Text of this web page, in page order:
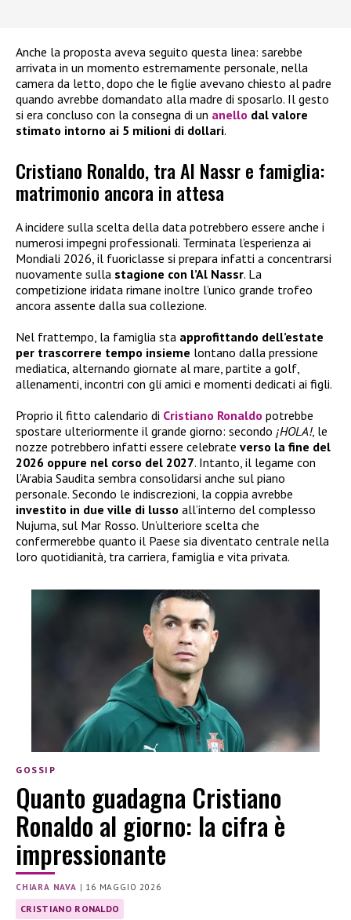
Anche la proposta aveva seguito questa linea: sarebbe
arrivata in un momento estremamente personale, nella
camera da letto, dopo che le figlie avevano chiesto al padre
quando avrebbe domandato alla madre di sposarlo. Il gesto
si era concluso con la consegna di un anello dal valore
stimato intorno ai 5 milioni di dollari.
Cristiano Ronaldo, tra Al Nassr e famiglia:
matrimonio ancora in attesa
A incidere sulla scelta della data potrebbero essere anche i
numerosi impegni professionali. Terminata l’esperienza ai
Mondiali 2026, il fuoriclasse si prepara infatti a concentrarsi
nuovamente sulla stagione con l’Al Nassr. La
competizione iridata rimane inoltre l’unico grande trofeo
ancora assente dalla sua collezione.
Nel frattempo, la famiglia sta approfittando dell’estate
per trascorrere tempo insieme lontano dalla pressione
mediatica, alternando giornate al mare, partite a golf,
allenamenti, incontri con gli amici e momenti dedicati ai figli.
Proprio il fitto calendario di Cristiano Ronaldo potrebbe
spostare ulteriormente il grande giorno: secondo ¡HOLA!, le
nozze potrebbero infatti essere celebrate verso la fine del
2026 oppure nel corso del 2027. Intanto, il legame con
l’Arabia Saudita sembra consolidarsi anche sul piano
personale. Secondo le indiscrezioni, la coppia avrebbe
investito in due ville di lusso all’interno del complesso
Nujuma, sul Mar Rosso. Un’ulteriore scelta che
confermerebbe quanto il Paese sia diventato centrale nella
loro quotidianità, tra carriera, famiglia e vita privata.
GOSSIP
Quanto guadagna Cristiano
Ronaldo al giorno: la cifra è
impressionante
CHIARA NAVA | 16 MAGGIO 2026
CRISTIANO RONALDO